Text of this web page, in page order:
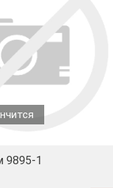
9895-1